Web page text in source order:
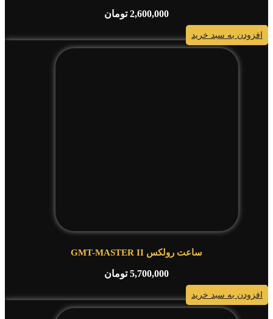
2,600,000 تومان
افزودن به سبد خرید
ساعت رولکس GMT-MASTER II
5,700,000 تومان
افزودن به سبد خرید